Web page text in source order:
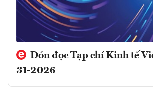
Đón đọc Tạp chí Kinh tế
31-2026